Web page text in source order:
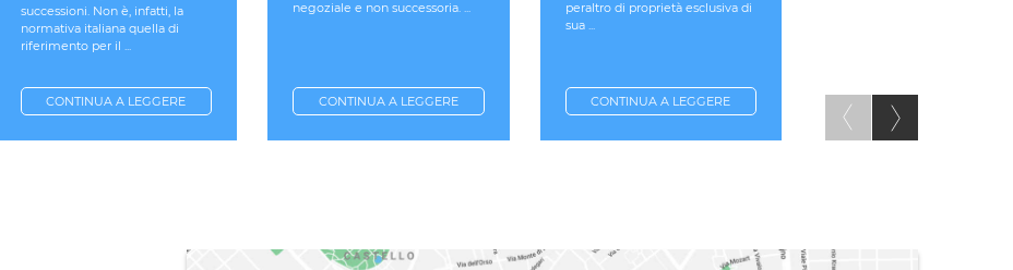
successioni. Non è, infatti, la
normativa italiana quella di
riferimento per il ...
CONTINUA A LEGGERE
negoziale e non successoria. ...
CONTINUA A LEGGERE
peraltro di proprietà esclusiva di
sua ...
CONTINUA A LEGGERE CONTINUA A LEGGERE